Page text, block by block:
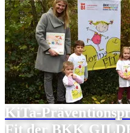
KiTa-
Fit der BKK